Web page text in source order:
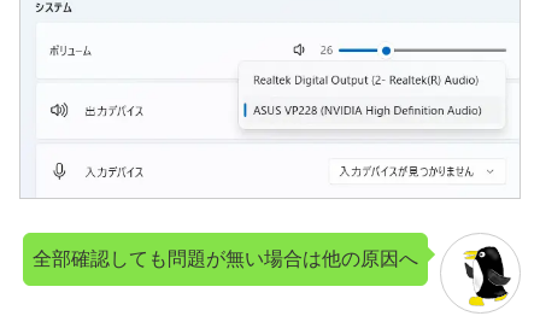
全部確認しても問題が無い場合は他の原因へ